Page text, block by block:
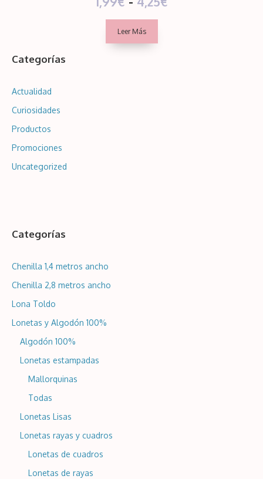
e
Leer Más
Categorías
Actualidad
Curiosidades
Productos
Promociones
Uncategorized
Categorías
Chenilla 1,4 metros ancho
Chenilla 2,8 metros ancho
Lona Toldo
Lonetas y Algodón 100%
Algodón 100%
Lonetas estampadas
Mallorquinas
Todas
Lonetas Lisas
Lonetas rayas y cuadros
Lonetas de cuadros
Lonetas de rayas